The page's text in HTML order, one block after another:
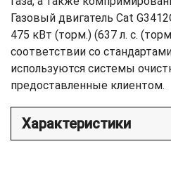
Газовый двигатель Cat
475 кВт (торм.) (637 л. с.
соответствии со
используются системы
предоставленные клиентом.
Характеристики